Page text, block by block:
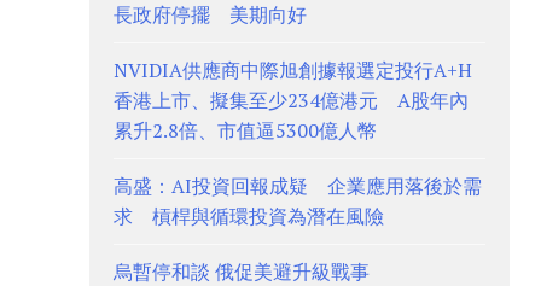
長政府停擺 美期向好
NVIDIA供應商中際旭創據報選定投行A+H
香港上市、擬集至少234億港元 A股年內
累升2.8倍、市值逼5300億人幣
高盛：AI投資回報成疑 企業應用落後於需
求 槓桿與循環投資為潛在風險
烏暫停和談 俄促美避升級戰事